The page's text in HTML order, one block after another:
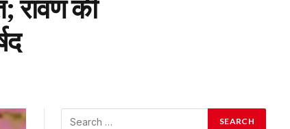
रावण की